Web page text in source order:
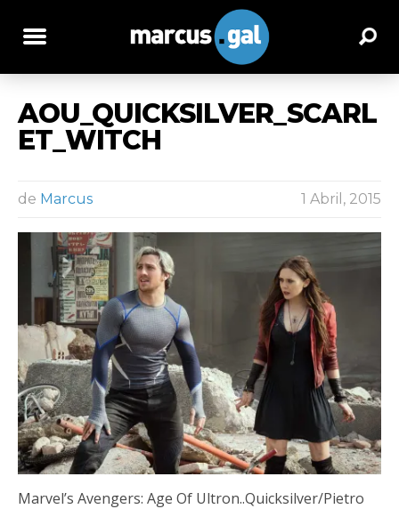
AOU_QUICKSILVER_SCARL
ET_WITCH
de Marcus 1 Abril, 2015
Marvel’s Avengers: Age Of Ultron..Quicksilver/Pietro